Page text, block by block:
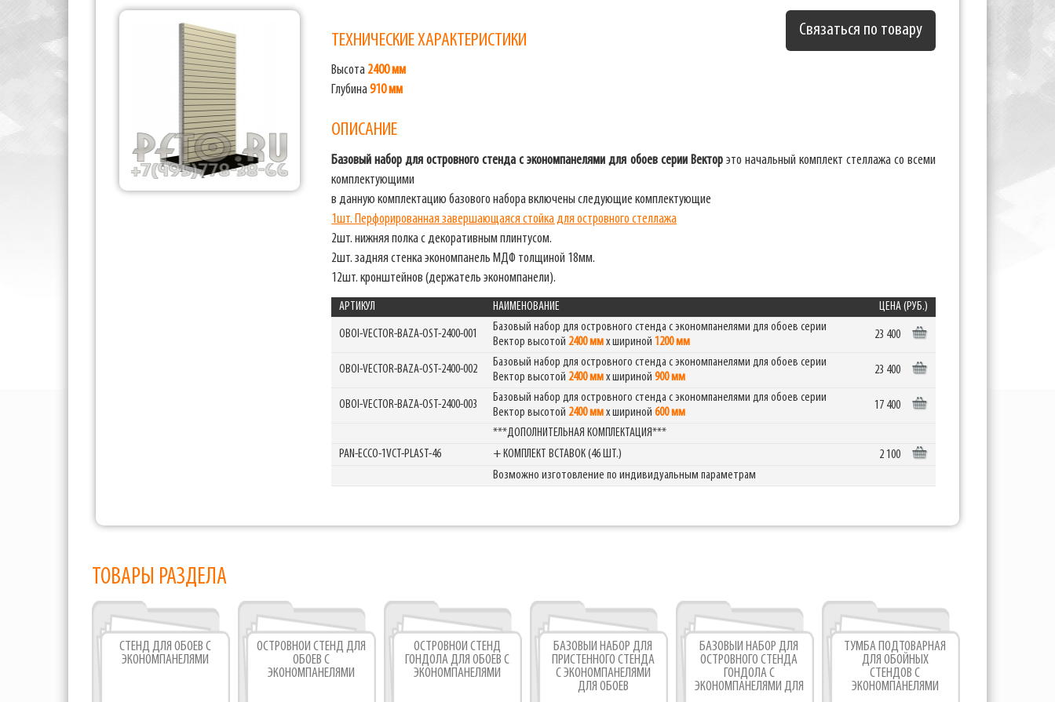
Фабрика торгового оборудования
Связаться по товару
ТЕХНИЧЕСКИЕ ХАРАКТЕРИСТИКИ
Высота 2400 мм
Глубина910 мм
ОПИСАНИЕ
Базовый набор для островного стенда с экономпанелями для обоев серии Векторэто начальный комплект стеллажа со всеми
комплектующими
в данную комплектацию базового набора включены следующие комплектующие
1шт. Перфорированная завершающаяся стойка для островного стеллажа
2шт. нижняя полка с декоративным плинтусом.
2шт. задняя стенка экономпанель МДФ толщиной 18мм.
12шт. кронштейнов (держатель экономпанели).
АРТИКУЛ НАИМЕНОВАНИЕ ЦЕНА (РУБ.)
OBOI-VECTOR-BAZA-OST-2400-001
Базовый набор для островного стенда с экономпанелями для обоев серии
Вектор высотой 2400 ммх шириной 1200 мм
23 400
OBOI-VECTOR-BAZA-OST-2400-002
Базовый набор для островного стенда с экономпанелями для обоев серии
Вектор высотой 2400 ммх шириной 900 мм
23 400
OBOI-VECTOR-BAZA-OST-2400-003
Базовый набор для островного стенда с экономпанелями для обоев серии
Вектор высотой 2400 ммх шириной 600 мм
17 400
***ДОПОЛНИТЕЛЬНАЯ КОМПЛЕКТАЦИЯ***
PAN-ECCO-1VCT-PLAST-46
+ КОМПЛЕКТ ВСТАВОК (46 ШТ.)
2 100
Возможно изготовление по индивидуальным параметрам
ТОВАРЫ РАЗДЕЛА
СТЕНД ДЛЯ ОБОЕВ С
ЭКОНОМПАНЕЛЯМИ
ОСТРОВНОЙ СТЕНД ДЛЯ
ОБОЕВ С
ЭКОНОМПАНЕЛЯМИ
ОСТРОВНОЙ СТЕНД
ГОНДОЛА ДЛЯ ОБОЕВ С
ЭКОНОМПАНЕЛЯМИ
БАЗОВЫЙ НАБОР ДЛЯ
ПРИСТЕННОГО СТЕНДА
С ЭКОНОМПАНЕЛЯМИ
ДЛЯ ОБОЕВ
БАЗОВЫЙ НАБОР ДЛЯ
ОСТРОВНОГО СТЕНДА
ГОНДОЛА С
ЭКОНОМПАНЕЛЯМИ ДЛЯ
ТУМБА ПОДТОВАРНАЯ
ДЛЯ ОБОЙНЫХ
СТЕНДОВ С
ЭКОНОМПАНЕЛЯМИ